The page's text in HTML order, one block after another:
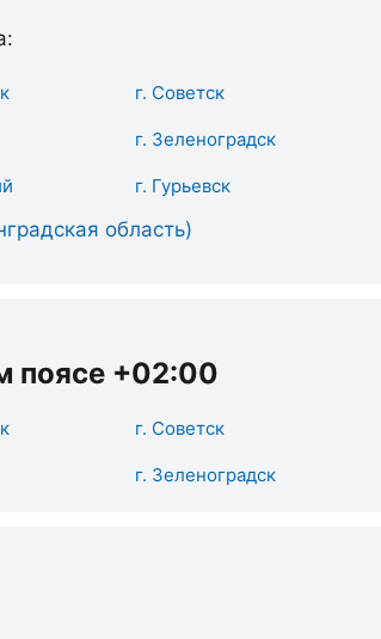
г. Советск
г. Зеленоградск
г. Гурьевск
область)
поясе +02:00
г. Советск
г. Зеленоградск